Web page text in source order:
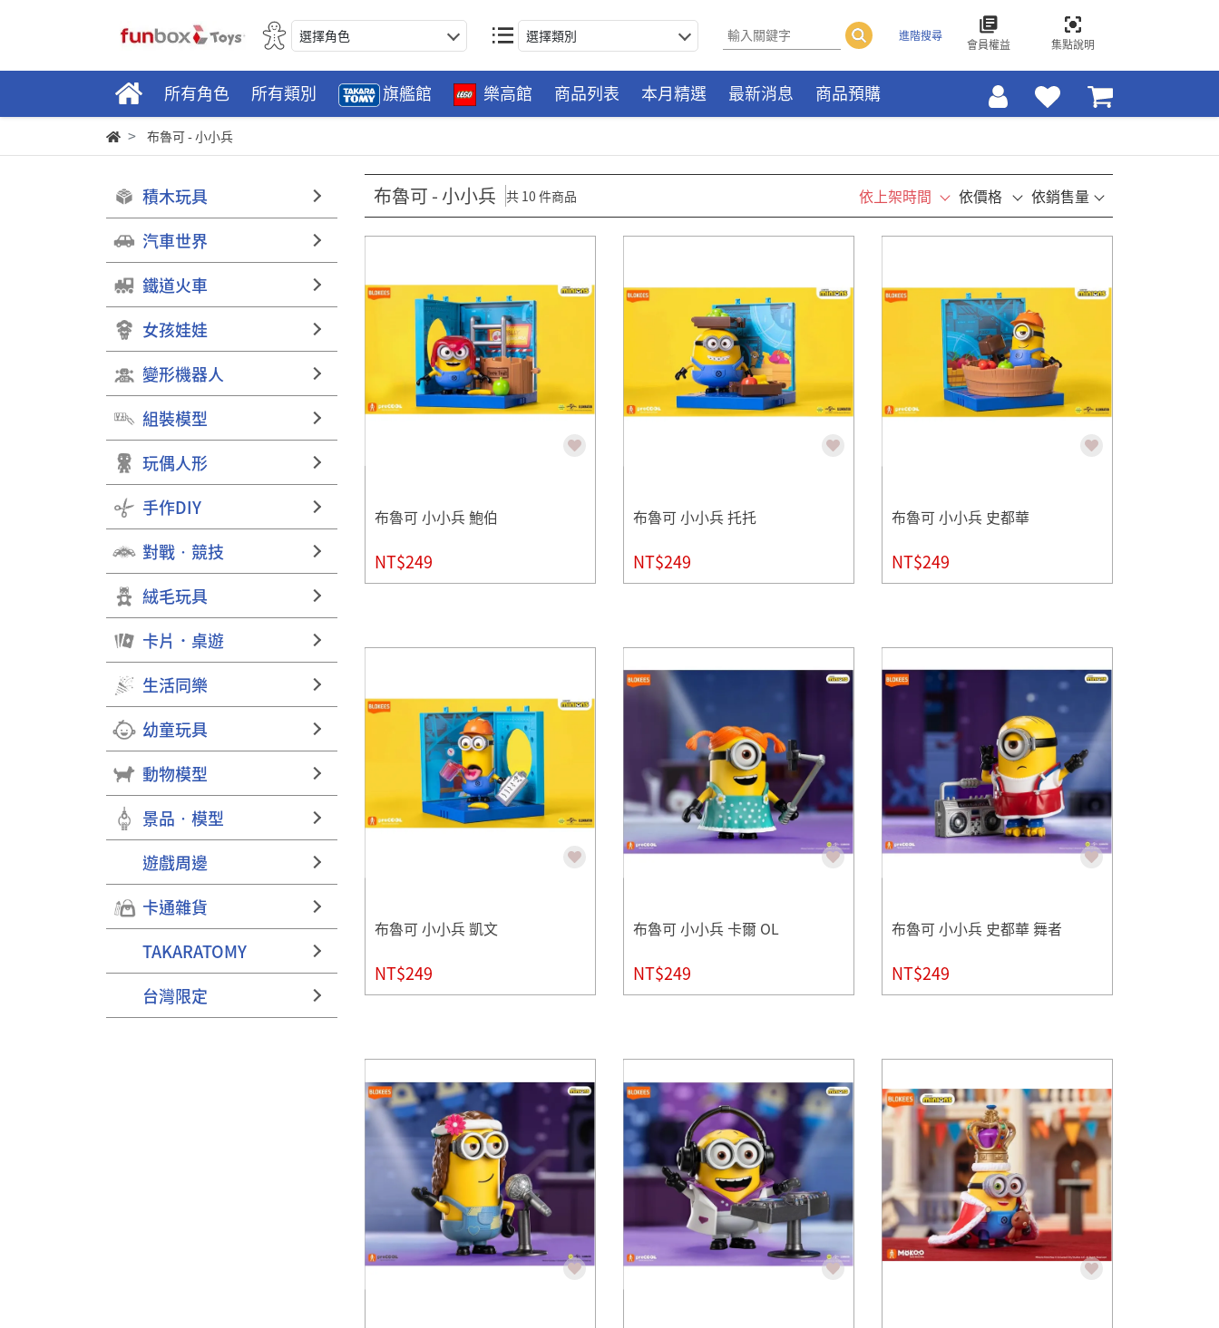
選擇角色 選擇類別 進階搜尋
會員權益 集點說明
所有角色 所有類別 旗艦館 樂高館 商品列表 本月精選 最新消息 商品預購
布魯可 - 小小兵
積木玩具
汽車世界
鐵道火車
女孩娃娃
變形機器人
組裝模型
玩偶人形
手作DIY
對戰‧競技
絨毛玩具
卡片．桌遊
生活同樂
幼童玩具
動物模型
景品‧模型
遊戲周邊
卡通雜貨
TAKARATOMY
台灣限定
布魯可 - 小小兵 共 10 件商品 依上架時間 依價格 依銷售量
布魯可 小小兵 鮑伯
NT$249
布魯可 小小兵 托托
NT$249
布魯可 小小兵 史都華
NT$249
布魯可 小小兵 凱文
NT$249
布魯可 小小兵 卡爾 OL
NT$249
布魯可 小小兵 史都華 舞者
NT$249